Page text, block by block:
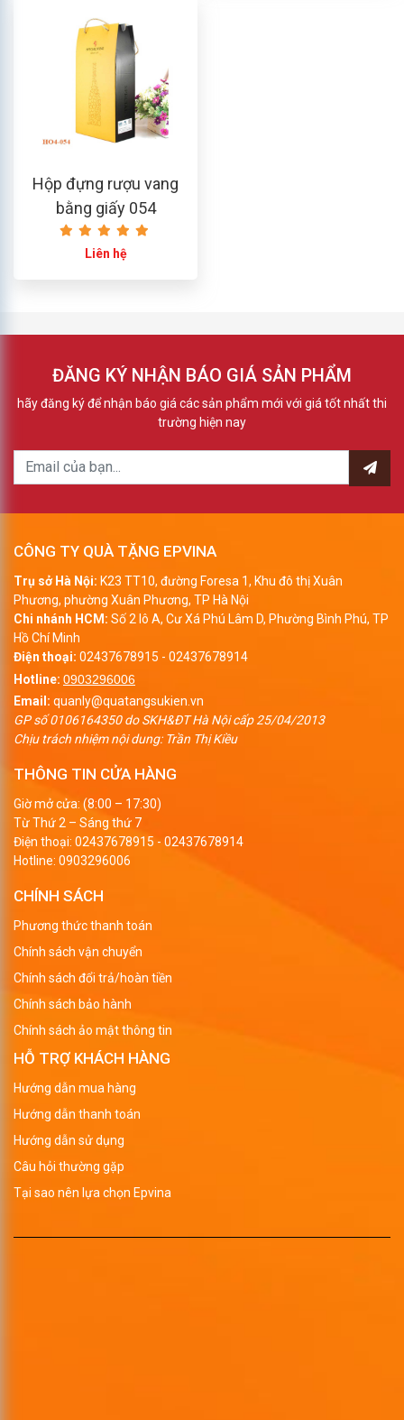
Hộp đựng rượu vang
bằng giấy 054
Liên hệ
ĐĂNG KÝ NHẬN BÁO GIÁ SẢN PHẨM
hãy đăng ký để nhận báo giá các sản phẩm mới với giá tốt nhất thi
trường hiện nay
CÔNG TY QUÀ TẶNG EPVINA
Trụ sở Hà Nội: K23 TT10, đường Foresa 1, Khu đô thị Xuân
Phương, phường Xuân Phương, TP Hà Nội
Chi nhánh HCM: Số 2 lô A, Cư Xá Phú Lâm D, Phường Bình Phú, TP
Hồ Chí Minh
Điện thoại: 02437678915 - 02437678914
Hotline: 0903296006
Email: quanly@quatangsukien.vn
GP số 0106164350 do SKH&ĐT Hà Nội cấp 25/04/2013
Chịu trách nhiệm nội dung: Trần Thị Kiều
THÔNG TIN CỬA HÀNG
Giờ mở cửa: (8:00 – 17:30)
Từ Thứ 2 – Sáng thứ 7
Điện thoại: 02437678915 - 02437678914
Hotline: 0903296006
CHÍNH SÁCH
Phương thức thanh toán
Chính sách vận chuyển
Chính sách đổi trả/hoàn tiền
Chính sách bảo hành
Chính sách ảo mật thông tin
HỖ TRỢ KHÁCH HÀNG
Hướng dẫn mua hàng
Hướng dẫn thanh toán
Hướng dẫn sử dụng
Câu hỏi thường gặp
Tại sao nên lựa chọn Epvina